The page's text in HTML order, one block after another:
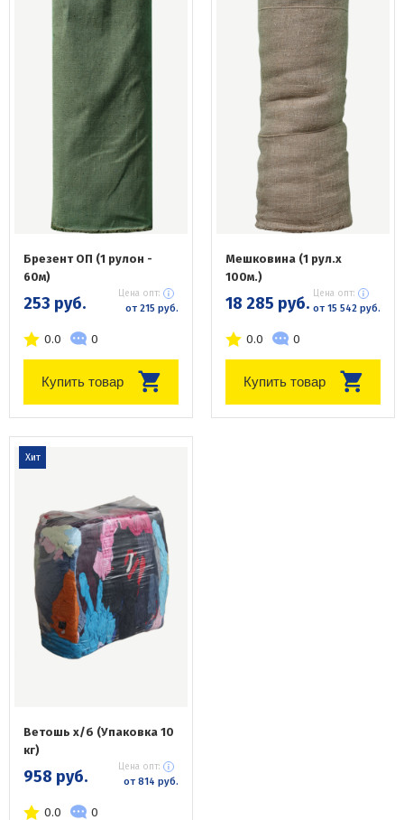
Брезент ОП (1 рулон -
60м)
253 руб. Цена опт:
от 215 руб.
0.0 0
Купить товар
Мешковина (1 рул.х
100м.)
18 285 руб. Цена опт:
от 15 542 руб.
0.0 0
Купить товар
Хит
Ветошь х/б (Упаковка 10
кг)
958 руб. Цена опт:
от 814 руб.
0.0 0